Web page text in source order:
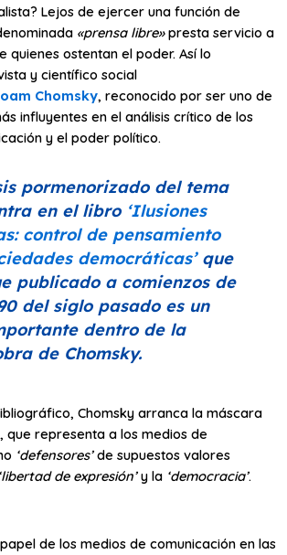
Lejos de ejercer una función de
«prensa libre»presta servicio a
quienes ostentan el poder. Así lo
y científico social
Chomsky, reconocido por ser uno de
influyentes en el análisis crítico de los
y el poder político.
pormenorizado del tema
en el libro ‘Ilusiones
control de pensamiento
democráticas’que
publicado a comienzos de
del siglo pasado es un
dentro de la
de Chomsky.
Chomsky arranca la máscara
que representa a los medios de
‘defensores’de supuestos valores
‘libertad de expresión’y la ‘democracia’.
de los medios de comunicación en las